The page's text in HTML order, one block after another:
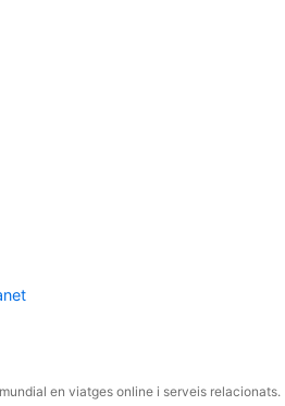
en viatges online i serveis relacionats.